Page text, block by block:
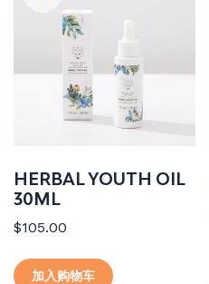
HERBAL YOUTH OIL
30ML
$105.00
加入购物车